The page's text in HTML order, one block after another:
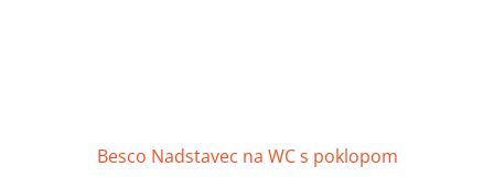
Besco Nadstavec na WC s poklopom